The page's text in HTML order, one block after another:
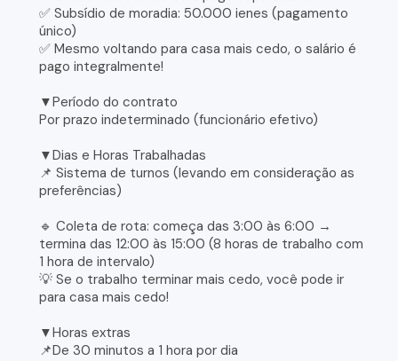
✅ Subsídio de moradia: 50.000 ienes (pagamento
único)
✅ Mesmo voltando para casa mais cedo, o salário é
pago integralmente!
▼Período do contrato
Por prazo indeterminado (funcionário efetivo)
▼Dias e Horas Trabalhadas
📌 Sistema de turnos (levando em consideração as
preferências)
🔹 Coleta de rota: começa das 3:00 às 6:00 →
termina das 12:00 às 15:00 (8 horas de trabalho com
1 hora de intervalo)
💡 Se o trabalho terminar mais cedo, você pode ir
para casa mais cedo!
▼Horas extras
📌De 30 minutos a 1 hora por dia